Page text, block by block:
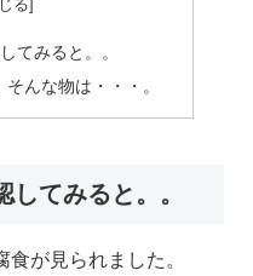
てみると。。
んな物は・・・。
てみると。。
が見られました。